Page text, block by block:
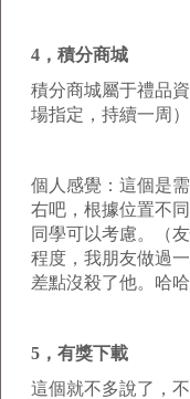
4，積分商城
積分商城屬于禮品
場指定，持續一周）
個人感覺：這個是
右吧，根據位置不
同學可以考慮。（
程度，我朋友做過
差點沒殺了他。哈哈
5，有獎下載
這個就不多說了，